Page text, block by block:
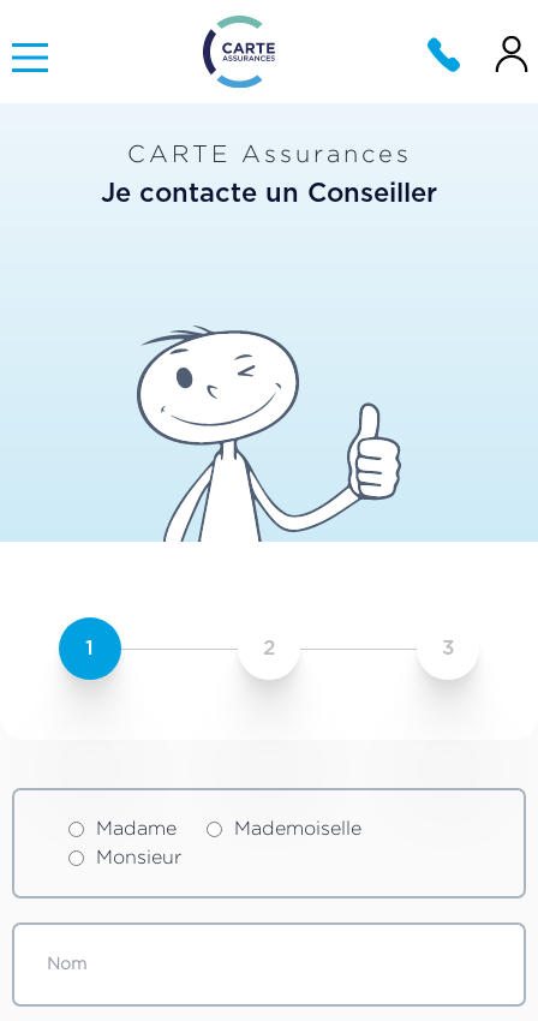
CARTE Assurances
Je contacte un Conseiller
1 2 3
Madame
Mademoiselle
Monsieur